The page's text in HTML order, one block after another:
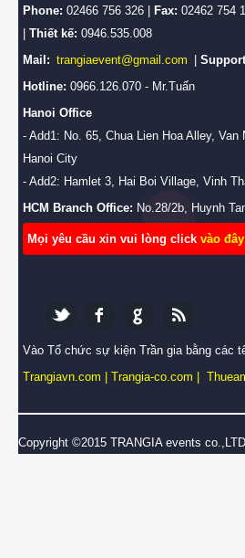
Phone: 02466 756 326 | Fax: 02462 754
Thiết kế: 0946.535.008
Mail: trangiaevent@gmail.com
Hotline: 0966.126.070 - Mr.Tuấn
Hanoi Office
- Add1: No. 65, Chua Lien Hoa Alley,
Hanoi City
- Add2: Hamlet 3, Hai Boi Village, Vinh
HCM Branch Office: No.28/2b, Huynh
Mọi yêu cầu xin vui lòng click vào
Vào Tổ chức sự kiện Trần gia bằng các
Trangiavn.com
Trangia-co.com
Copyright ©2015 TRANGIA events